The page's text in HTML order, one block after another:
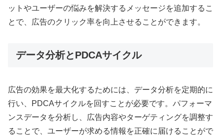
ットやユーザーの悩みを解決するメッセージを追加するこ
とで、広告のクリック率を向上させることができます。
データ分析とPDCAサイクル
広告の効果を最大化するためには、データ分析を定期的に
行い、PDCAサイクルを回すことが必要です。パフォーマ
ンスデータを分析し、広告内容やターゲティングを調整す
ることで、ユーザーが求める情報を正確に届けることがで